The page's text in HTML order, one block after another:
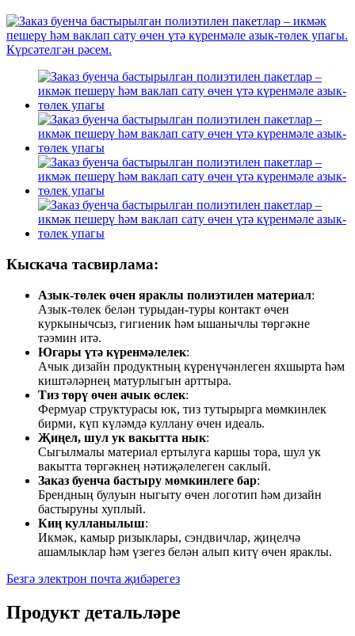
Кыскача тасвирлама:
Азык-төлек өчен яраклы полиэтилен материал:
Азык-төлек белән турыдан-туры контакт өчен
куркынычсыз, гигиеник һәм ышанычлы төргәкне
тәэмин итә.
Югары үтә күренмәлелек:
Ачык дизайн продуктның күренүчәнлеген яхшырта һәм
киштәләрнең матурлыгын арттыра.
Тиз төрү өчен ачык өслек:
Фермуар структурасы юк, тиз тутырырга мөмкинлек
бирми, күп күләмдә куллану өчен идеаль.
Җиңел, шул ук вакытта нык:
Сыгылмалы материал ертылуга каршы тора, шул ук
вакытта төргәкнең нәтиҗәлелеген саклый.
Заказ буенча бастыру мөмкинлеге бар:
Брендның булуын ныгыту өчен логотип һәм дизайн
бастыруны хуплый.
Киң кулланылыш:
Икмәк, камыр ризыклары, сэндвичлар, җиңелчә
ашамлыклар һәм үзегез белән алып китү өчен яраклы.
Безгә электрон почта җибәрегез
Продукт детальләре